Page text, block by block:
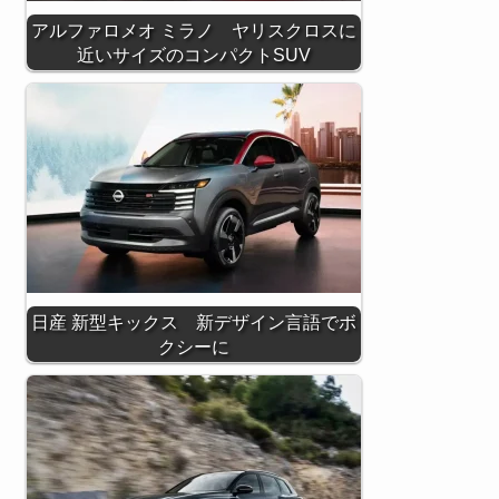
アルファロメオ ミラノ ヤリスクロスに
近いサイズのコンパクトSUV
日産 新型キックス 新デザイン言語でボ
クシーに